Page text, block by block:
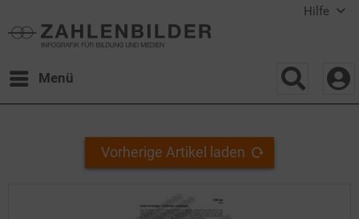
Hilfe
Menü
Vorherige Artikel laden